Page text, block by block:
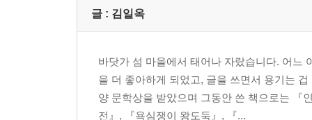
글 : 김일옥
바닷가 섬 마을에서 태어나 자랐습니다. 어느
을 더 좋아하게 되었고, 글을 쓰면서 용기는
양 문학상을 받았으며 그동안 쓴 책으로는 『
전』, 『욕심쟁이 왕도둑』, 『...